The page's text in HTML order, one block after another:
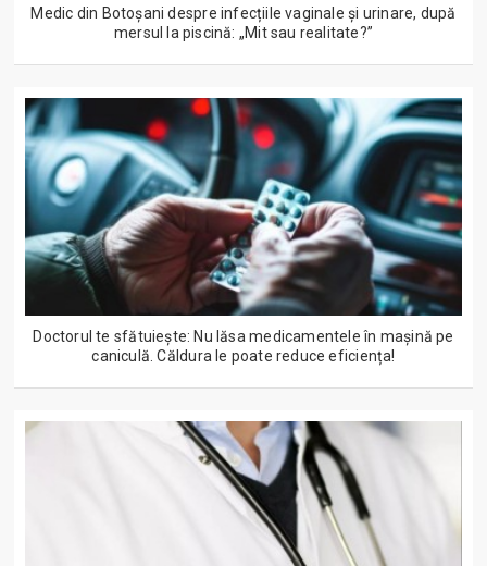
Medic din Botoșani despre infecțiile vaginale și urinare, după
mersul la piscină: „Mit sau realitate?”
Doctorul te sfătuiește: Nu lăsa medicamentele în mașină pe
caniculă. Căldura le poate reduce eficiența!